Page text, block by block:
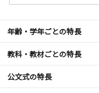
年齢・学年ごとの特長
教科・教材ごとの特長
公文式の特長